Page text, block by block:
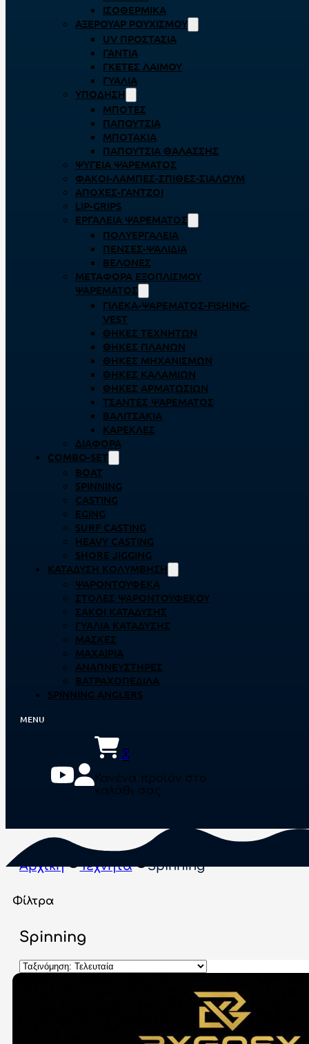
ΙΣΟΘΕΡΜΙΚΆ
ΑΞΕΡΟΥΆΡ ΡΟΥΧΙΣΜΟΎ
UV ΠΡΟΣΤΑΣΊΑ
ΓΆΝΤΙΑ
ΓΚΈΤΕΣ ΛΑΊΜΟΥ
ΓΥΑΛΙΆ
ΥΠΌΔΗΣΗ
ΜΠΌΤΕΣ
ΠΑΠΟΎΤΣΙΑ
ΜΠΟΤΆΚΙΑ
ΠΑΠΟΎΤΣΙΑ ΘΑΛΆΣΣΗΣ
ΨΥΓΕΊΑ ΨΑΡΈΜΑΤΟΣ
ΦΑΚΟΊ-ΛΆΜΠΕΣ-ΣΠΊΘΕΣ-ΣΊΑΛΟΥΜ
ΑΠΌΧΕΣ-ΓΆΝΤΖΟΙ
LIP-GRIPS
EΡΓΑΛΕΊΑ ΨΑΡΈΜΑΤΟΣ
ΠΟΛΥΕΡΓΑΛΕΊΑ
ΠΈΝΣΕΣ-ΨΑΛΊΔΙΑ
ΒΕΛΌΝΕΣ
ΜΕΤΑΦΟΡΆ ΕΞΟΠΛΙΣΜΟΎ
ΨΑΡΈΜΑΤΟΣ
ΓΙΛΈΚΑ-ΨΑΡΈΜΑΤΟΣ-FISHING-
VEST
ΘΉΚΕΣ ΤΕΧΝΗΤΏΝ
ΘΉΚΕΣ ΠΛΆΝΩΝ
ΘΉΚΕΣ ΜΗΧΑΝΙΣΜΏΝ
ΘΉΚΕΣ ΚΑΛΑΜΙΏΝ
ΘΉΚΕΣ ΑΡΜΑΤΩΣΙΏΝ
ΤΣΆΝΤΕΣ ΨΑΡΈΜΑΤΟΣ
ΒΑΛΙΤΣΆΚΙΑ
ΚΑΡΈΚΛΕΣ
ΔΙΆΦΟΡΑ
COMBO-SET
BOAT
SPINNING
CASTING
EGING
SURF CASTING
HEAVY CASTING
SHORE JIGGING
ΚΑΤΆΔΥΣΗ ΚΟΛΎΜΒΗΣΗ
ΨΑΡΟΝΤΟΎΦΕΚΑ
ΣΤΟΛΈΣ ΨΑΡΟΝΤΟΎΦΕΚΟΥ
ΣΆΚΟΙ ΚΑΤΆΔΥΣΗΣ
ΓΥΑΛΙΆ ΚΑΤΆΔΥΣΗΣ
ΜΆΣΚΕΣ
ΜΑΧΑΊΡΙΑ
ΑΝΑΠΝΕΥΣΤΉΡΕΣ
ΒΑΤΡΑΧΟΠΈΔΙΛΑ
SPINNING ANGLERS
0
Κανένα προϊόν στο
καλάθι σας.
Αρχική Τεχνητά Spinning
Φίλτρα
Spinning